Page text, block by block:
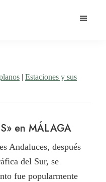
| Estaciones y sus
en MÁLAGA
Andaluces, después
del Sur, se
fue popularmente